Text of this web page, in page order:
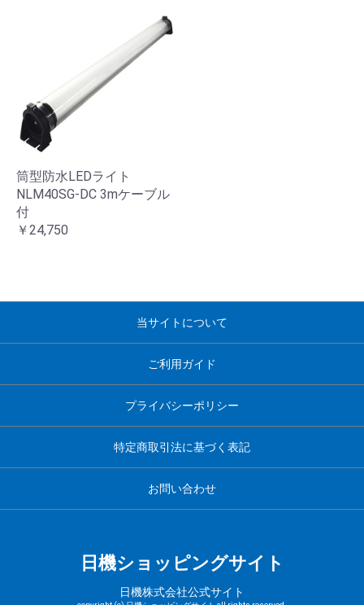
筒型防水LEDライト
NLM40SG-DC 3mケーブル
付
￥24,750
当サイトについて
ご利用ガイド
プライバシーポリシー
特定商取引法に基づく表記
お問い合わせ
日機ショッピングサイト
日機株式会社公式サイト